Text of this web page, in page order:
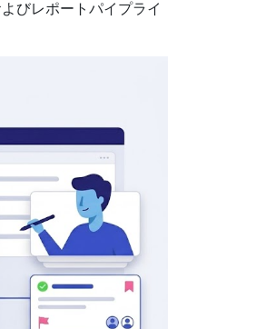
びレポートパイプライ